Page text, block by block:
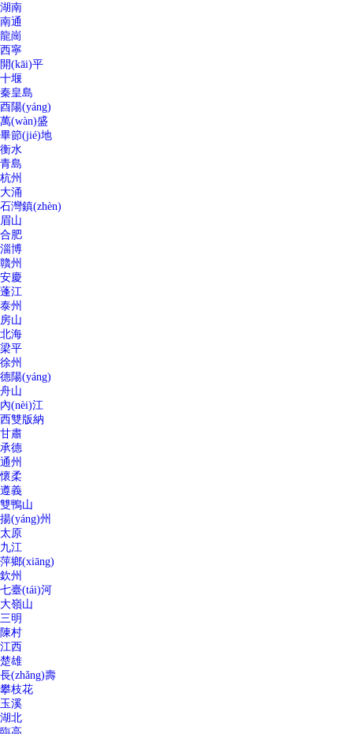
湖南
南通
龍崗
西寧
開(kāi)平
十堰
秦皇島
酉陽(yáng)
萬(wàn)盛
畢節(jié)地
衡水
青島
杭州
大涌
石灣鎮(zhèn)
眉山
合肥
淄博
贛州
安慶
蓬江
泰州
房山
北海
梁平
徐州
德陽(yáng)
舟山
內(nèi)江
西雙版納
甘肅
承德
通州
懷柔
遵義
雙鴨山
揚(yáng)州
太原
九江
萍鄉(xiāng)
欽州
七臺(tái)河
大嶺山
三明
陳村
江西
楚雄
長(zhǎng)壽
攀枝花
玉溪
湖北